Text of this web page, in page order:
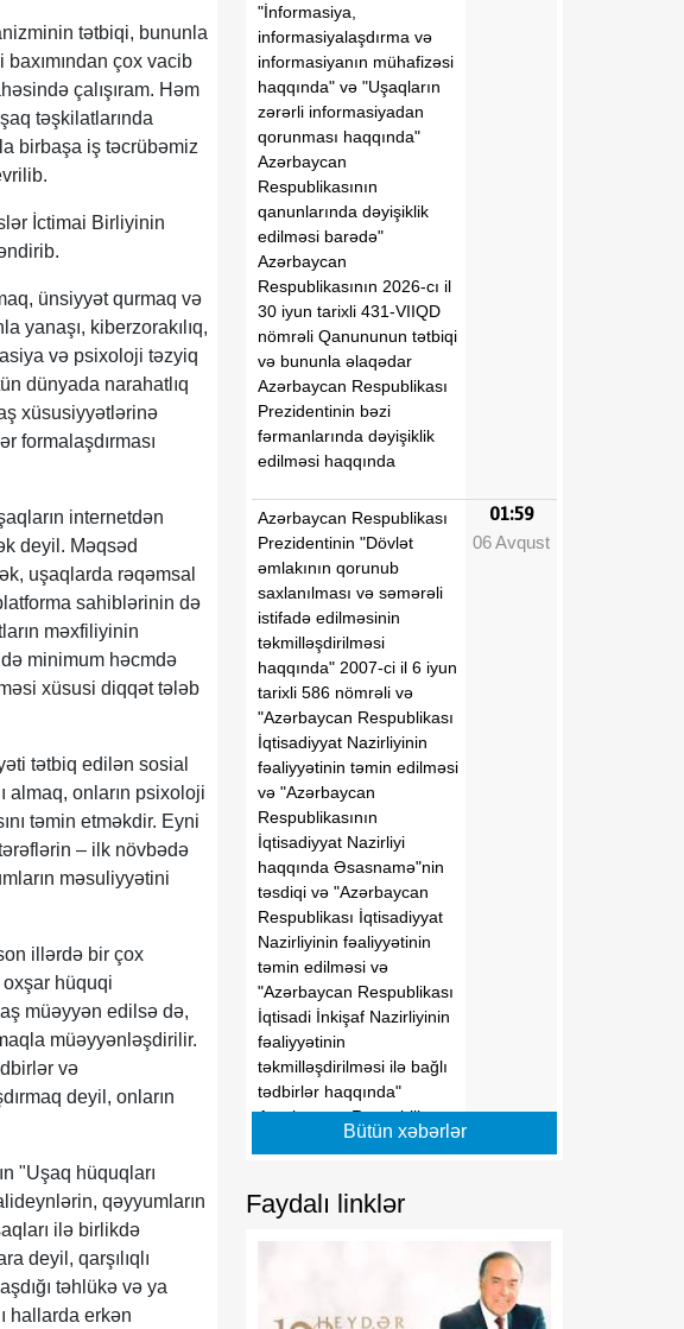
tətbiqi, bununla
çox vacib
çalışıram. Həm
təşkilatlarında
birbaşa iş təcrübəmiz
İctimai Birliyinin
ünsiyyət qurmaq və
yanaşı, kiberzorakılıq,
və psixoloji təzyiq
dünyada narahatlıq
xüsusiyyətlərinə
formalaşdırması
internetdən
deyil. Məqsəd
uşaqlarda rəqəmsal
sahiblərinin də
məxfiliyinin
minimum həcmdə
xüsusi diqqət tələb
tətbiq edilən sosial
almaq, onların psixoloji
təmin etməkdir. Eyni
– ilk növbədə
məsuliyyətini
illərdə bir çox
hüquqi
müəyyən edilsə də,
müəyyənləşdirilir.
və
deyil, onların
"Uşaq hüquqları
qəyyumların
ilə birlikdə
deyil, qarşılıqlı
təhlükə və ya
hallarda erkən
"İnformasiya,
informasiyalaşdırma və
informasiyanın mühafizəsi
haqqında" və "Uşaqların
zərərli informasiyadan
qorunması haqqında"
Azərbaycan
Respublikasının
qanunlarında dəyişiklik
edilməsi barədə"
Azərbaycan
Respublikasının 2026-cı il
30 iyun tarixli 431-VIIQD
nömrəli Qanununun tətbiqi
və bununla əlaqədar
Azərbaycan Respublikası
Prezidentinin bəzi
fərmanlarında dəyişiklik
edilməsi haqqında
Azərbaycan Respublikası
Prezidentinin "Dövlət
əmlakının qorunub
saxlanılması və səmərəli
istifadə edilməsinin
təkmilləşdirilməsi
haqqında" 2007-ci il 6 iyun
tarixli 586 nömrəli və
"Azərbaycan Respublikası
İqtisadiyyat Nazirliyinin
fəaliyyətinin təmin edilməsi
və "Azərbaycan
Respublikasının
İqtisadiyyat Nazirliyi
haqqında Əsasnamə"nin
təsdiqi və "Azərbaycan
Respublikası İqtisadiyyat
Nazirliyinin fəaliyyətinin
təmin edilməsi və
"Azərbaycan Respublikası
İqtisadi İnkişaf Nazirliyinin
fəaliyyətinin
təkmilləşdirilməsi ilə bağlı
tədbirlər haqqında"
Azərbaycan Respublikası
Prezidentinin 2006-cı il 28
Fərmanında dəyişikliklər
edilməsi barədə" 2014-cü
il 20 fevral tarixli 111
haqqında" Azərbaycan
01:59
06 Avqust
Bütün xəbərlər
Faydalı linklər